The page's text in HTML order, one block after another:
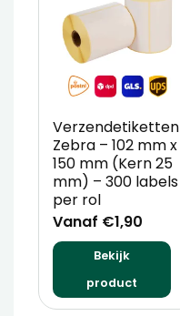
Verzendetiketten
Zebra – 102 mm x
150 mm (Kern 25
mm) – 300 labels
per rol
Vanaf €1,90
Bekijk
product